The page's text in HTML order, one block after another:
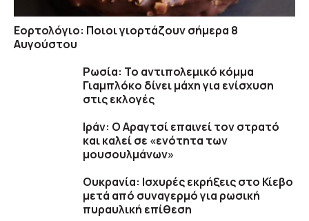
Εορτολόγιο: Ποιοι γιορτάζουν σήμερα 8
Αυγούστου
Ρωσία: Το αντιπολεμικό κόμμα
Γιαμπλόκο δίνει μάχη για ενίσχυση
στις εκλογές
Ιράν: Ο Αραγτσί επαινεί τον στρατό
και καλεί σε «ενότητα των
μουσουλμάνων»
Ουκρανία: Ισχυρές εκρήξεις στο Κίεβο
μετά από συναγερμό για ρωσική
πυραυλική επίθεση